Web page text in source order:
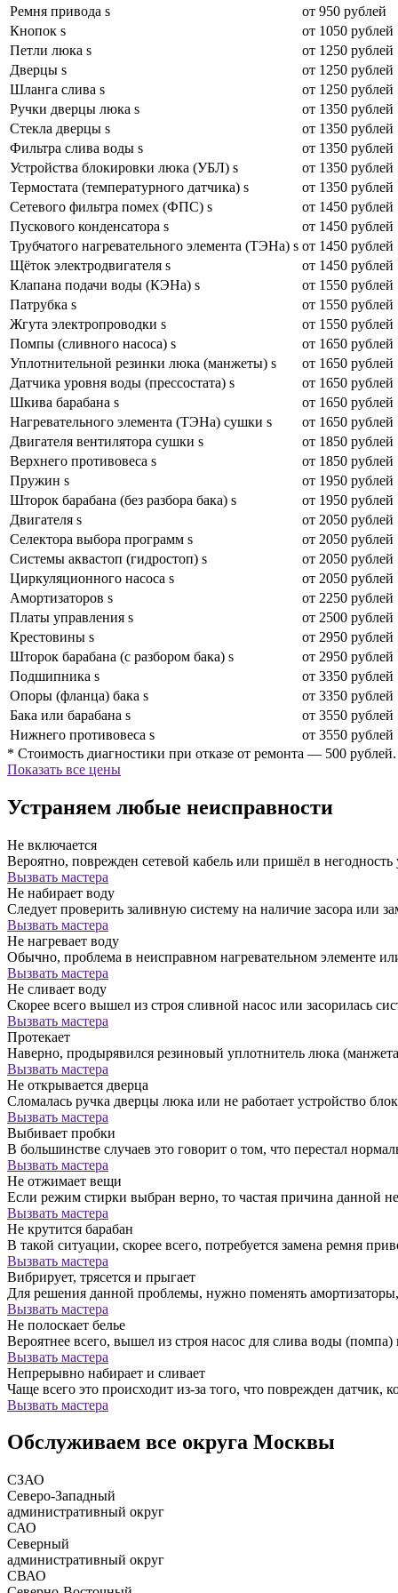
Ремня привода s
от 950 рублей
Кнопок s
от 1050 рублей
Петли люка s
от 1250 рублей
Дверцы s
от 1250 рублей
Шланга слива s
от 1250 рублей
Ручки дверцы люка s
от 1350 рублей
Стекла дверцы s
от 1350 рублей
Фильтра слива воды s
от 1350 рублей
Устройства блокировки люка (УБЛ) s
от 1350 рублей
Термостата (температурного датчика) s
от 1350 рублей
Сетевого фильтра помех (ФПС) s
от 1450 рублей
Пускового конденсатора s
от 1450 рублей
Трубчатого нагревательного элемента (ТЭНа) s от 1450 рублей
Щёток электродвигателя s
от 1450 рублей
Клапана подачи воды (КЭНа) s
от 1550 рублей
Патрубка s
от 1550 рублей
Жгута электропроводки s
от 1550 рублей
Помпы (сливного насоса) s
от 1650 рублей
Уплотнительной резинки люка (манжеты) s
от 1650 рублей
Датчика уровня воды (прессостата) s
от 1650 рублей
Шкива барабана s
от 1650 рублей
Нагревательного элемента (ТЭНа) сушки s
от 1650 рублей
Двигателя вентилятора сушки s
от 1850 рублей
Верхнего противовеса s
от 1850 рублей
Пружин s
от 1950 рублей
Шторок барабана (без разбора бака) s
от 1950 рублей
Двигателя s
от 2050 рублей
Селектора выбора программ s
от 2050 рублей
Системы аквастоп (гидростоп) s
от 2050 рублей
Циркуляционного насоса s
от 2050 рублей
Амортизаторов s
от 2250 рублей
Платы управления s
от 2500 рублей
Крестовины s
от 2950 рублей
Шторок барабана (с разбором бака) s
от 2950 рублей
Подшипника s
от 3350 рублей
Опоры (фланца) бака s
от 3350 рублей
Бака или барабана s
от 3550 рублей
Нижнего противовеса s
от 3550 рублей
* Стоимость диагностики при отказе от ремонта — 500 рублей.
Показать все цены
Устраняем любые неисправности
Не включается
Вероятно, поврежден сетевой кабель или пришёл в
Вызвать мастера
Не набирает воду
Следует проверить заливную систему на наличие засора или
Вызвать мастера
Не нагревает воду
Обычно, проблема в неисправном нагревательном элементе
Вызвать мастера
Не сливает воду
Скорее всего вышел из строя сливной насос или засорилась
Вызвать мастера
Протекает
Наверно, продырявился резиновый уплотнитель люка
Вызвать мастера
Не открывается дверца
Сломалась ручка дверцы люка или не работает устройство
Вызвать мастера
Выбивает пробки
В большинстве случаев это говорит о том, что перестал
Вызвать мастера
Не отжимает вещи
Если режим стирки выбран верно, то частая причина данной
Вызвать мастера
Не крутится барабан
В такой ситуации, скорее всего, потребуется замена ремня
Вызвать мастера
Вибрирует, трясется и прыгает
Для решения данной проблемы, нужно поменять
Вызвать мастера
Не полоскает белье
Вероятнее всего, вышел из строя насос для слива воды (помпа)
Вызвать мастера
Непрерывно набирает и сливает
Чаще всего это происходит из-за того, что поврежден датчик,
Вызвать мастера
Обслуживаем все округа Москвы
СЗАО
Северо-Западный
административный округ
САО
Северный
административный округ
СВАО